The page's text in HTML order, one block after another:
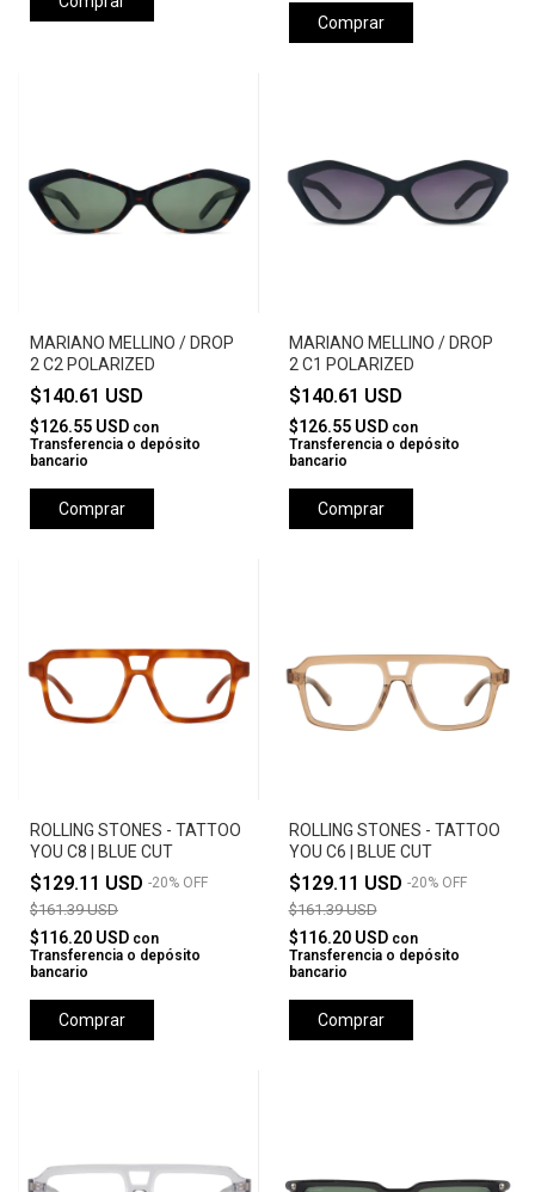
Comprar
MARIANO MELLINO / DROP
2 C2 POLARIZED
$140.61 USD
$126.55 USD con
Transferencia o depósito
bancario
Comprar
MARIANO MELLINO / DROP
2 C1 POLARIZED
$140.61 USD
$126.55 USD con
Transferencia o depósito
bancario
Comprar
ROLLING STONES - TATTOO
YOU C8 | BLUE CUT
$129.11 USD -20% OFF
$161.39 USD
$116.20 USD con
Transferencia o depósito
bancario
Comprar
ROLLING STONES - TATTOO
YOU C6 | BLUE CUT
$129.11 USD -20% OFF
$161.39 USD
$116.20 USD con
Transferencia o depósito
bancario
Comprar